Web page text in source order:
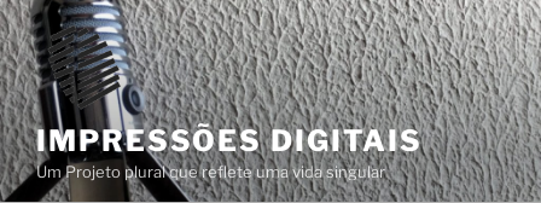
Skip
to
content
IMPRESSÕES DIGITAIS
Um Projeto plural que reflete uma vida singular